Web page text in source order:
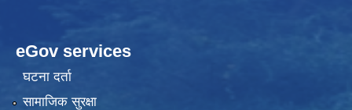
eGov services
घटना दर्ता
सामाजिक सुरक्षा